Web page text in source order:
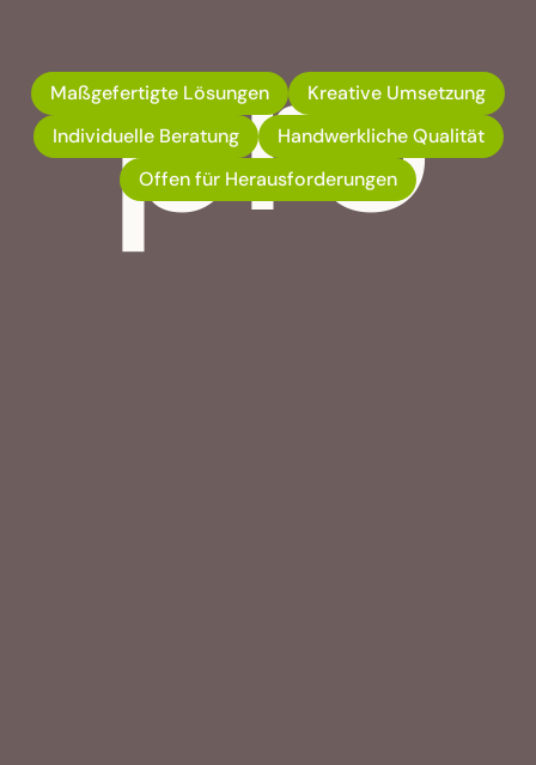
pro
Maßgefertigte Lösungen
Kreative Umsetzung
Individuelle Beratung
Handwerkliche Qualität
Offen für Herausforderungen